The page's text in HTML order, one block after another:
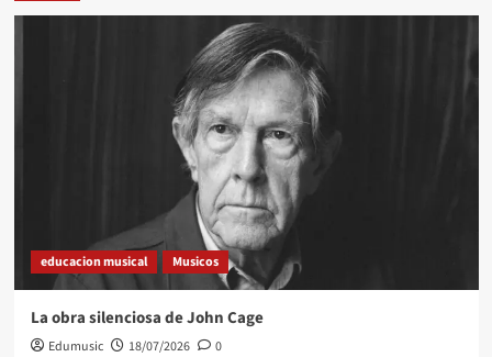
educacion musical Musicos
La obra silenciosa de John Cage
Edumusic 18/07/2026 0